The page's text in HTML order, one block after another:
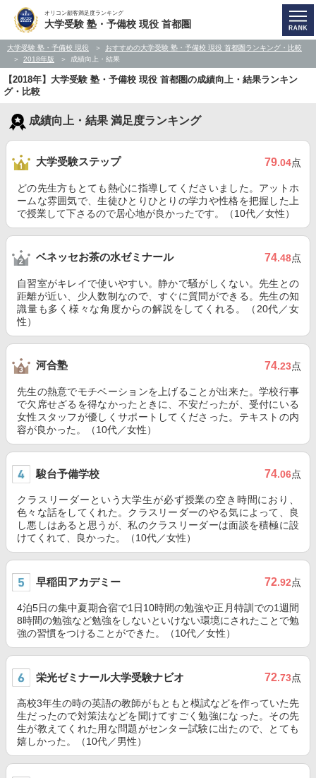
オリコン顧客満足度ランキング
大学受験 塾・予備校 現役 首都圏
大学受験 塾・予備校 現役
おすすめの大学受験 塾・予備校 現役 首都圏ランキング・比較
2018年版
成績向上・結果
【2018年】大学受験 塾・予備校 現役 首都圏の成績向上・結果ランキン
グ・比較
成績向上・結果 満足度ランキング
大学受験ステップ 79.04点
どの先生方もとても熱心に指導してくださいました。アットホ
ームな雰囲気で、生徒ひとりひとりの学力や性格を把握した上
で授業して下さるので居心地が良かったです。（10代／女性）
ベネッセお茶の水ゼミナール 74.48点
自習室がキレイで使いやすい。静かで騒がしくない。先生との
距離が近い、少人数制なので、すぐに質問ができる。先生の知
識量も多く様々な角度からの解説をしてくれる。（20代／女
性）
河合塾 74.23点
先生の熱意でモチベーションを上げることが出来た。学校行事
で欠席せざるを得なかったときに、不安だったが、受付にいる
女性スタッフが優しくサポートしてくださった。テキストの内
容が良かった。（10代／女性）
駿台予備学校 74.06点
クラスリーダーという大学生が必ず授業の空き時間におり、
色々な話をしてくれた。クラスリーダーのやる気によって、良
し悪しはあると思うが、私のクラスリーダーは面談を積極に設
けてくれて、良かった。（10代／女性）
早稲田アカデミー 72.92点
4泊5日の集中夏期合宿で1日10時間の勉強や正月特訓での1週間
8時間の勉強など勉強をしないといけない環境にされたことで勉
強の習慣をつけることができた。（10代／女性）
栄光ゼミナール大学受験ナビオ 72.73点
高校3年生の時の英語の教師がもともと模試などを作っていた先
生だったので対策法などを聞けてすごく勉強になった。その先
生が教えてくれた用な問題がセンター試験に出たので、とても
嬉しかった。（10代／男性）